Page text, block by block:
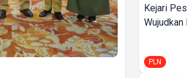
Kejari
Wujudkan
PLN